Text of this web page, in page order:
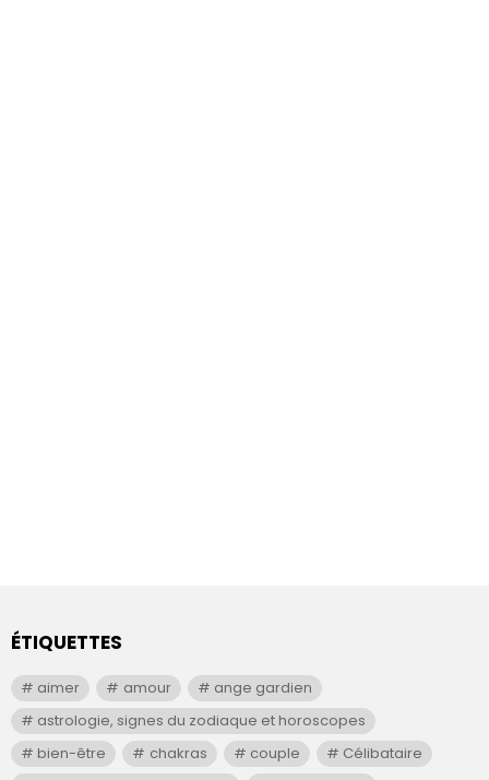
ÉTIQUETTES
aimer amour
ange gardien
astrologie, signes du zodiaque et horoscopes
bien-être
chakras couple
Célibataire